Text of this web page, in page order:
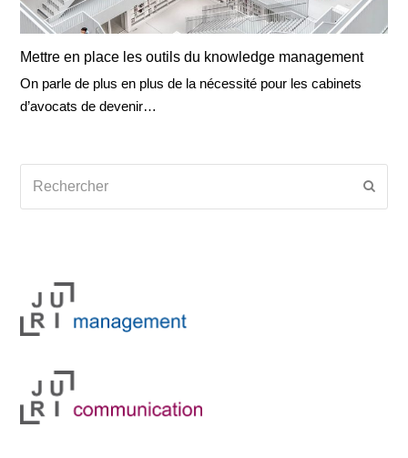
Mettre en place les outils du knowledge management
On parle de plus en plus de la nécessité pour les cabinets
d’avocats de devenir…